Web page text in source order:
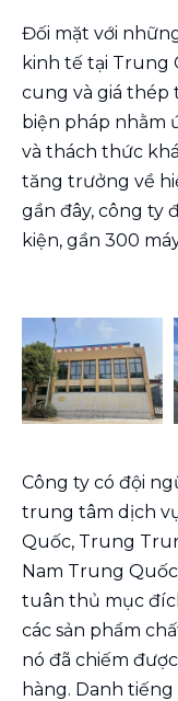
Đối mặt với
kinh tế tại Trung
cung và giá thép
biện pháp nhằm
và thách thức
tăng trưởng về
gần đây, công ty
kiện, gần 300
Công ty có đội
trung tâm dịch
Quốc, Trung
Nam Trung
tuân thủ mục
các sản phẩm
nó đã chiếm
hàng. Danh